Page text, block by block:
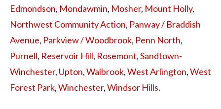
Edmondson, Mondawmin, Mosher, Mount Holly,
Northwest Community Action, Panway / Braddish
Avenue, Parkview / Woodbrook, Penn North,
Purnell, Reservoir Hill, Rosemont,Sandtown-
Winchester, Upton,Walbrook,West Arlington,West
Forest Park,Winchester,Windsor Hills.